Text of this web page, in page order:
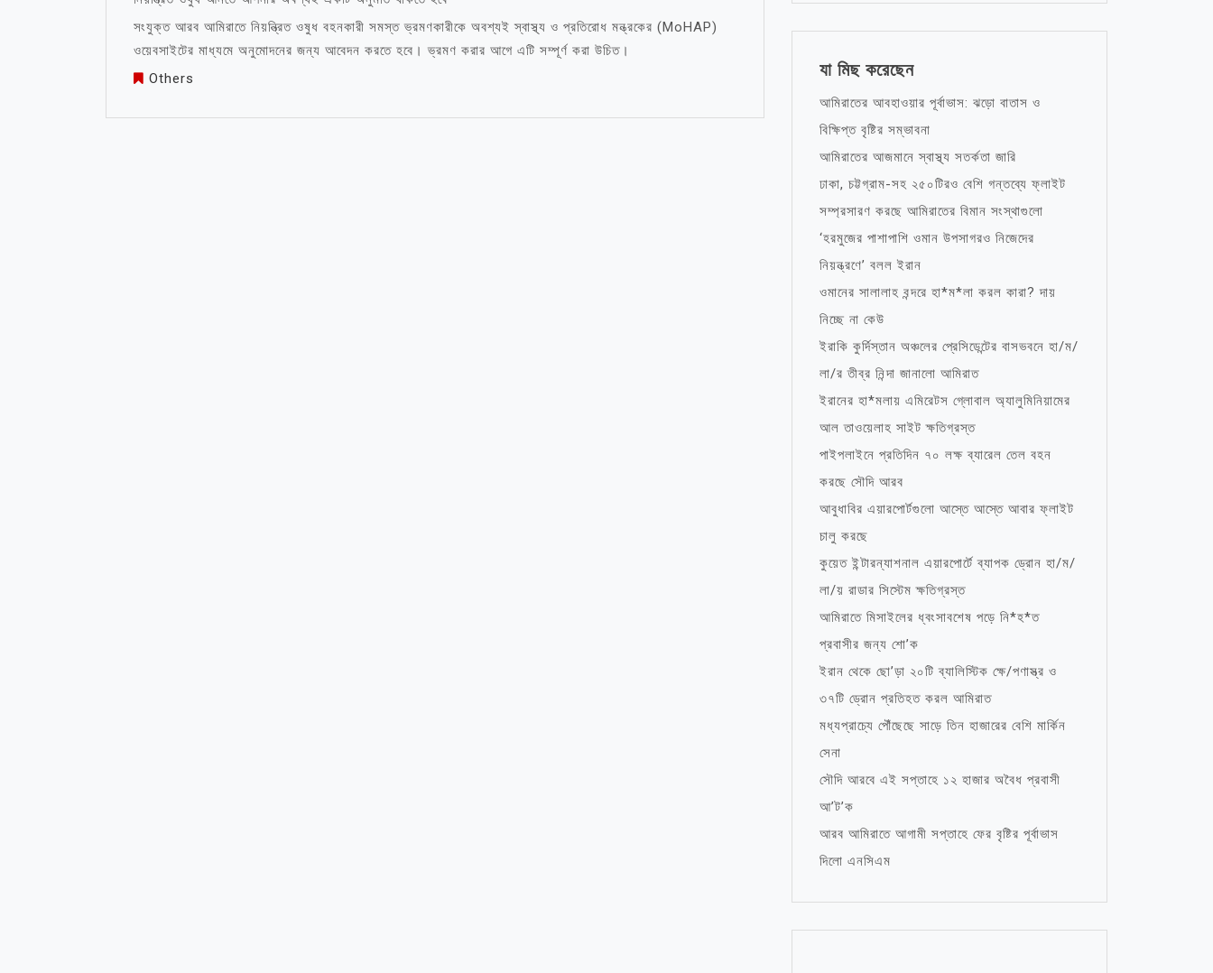
সংযুক্ত আরব আমিরাতে নিয়ন্ত্রিত ওষুধ বহনকারী সমস্ত ভ্রমণকারীকে অবশ্যই স্বাস্থ্য ও প্রতিরোধ মন্ত্রকের (MoHAP)
ওয়েবসাইটের মাধ্যমে অনুমোদনের জন্য আবেদন করতে হবে। ভ্রমণ করার আগে এটি সম্পূর্ণ করা উচিত।
Others
যা মিছ করেছেন
আমিরাতের আবহাওয়ার পূর্বাভাস: ঝড়ো বাতাস ও
বিক্ষিপ্ত বৃষ্টির সম্ভাবনা
আমিরাতের আজমানে স্বাস্থ্য সতর্কতা জারি
ঢাকা, চট্টগ্রাম-সহ ২৫০টিরও বেশি গন্তব্যে ফ্লাইট
সম্প্রসারণ করছে আমিরাতের বিমান সংস্থাগুলো
‘হরমুজের পাশাপাশি ওমান উপসাগরও নিজেদের
নিয়ন্ত্রণে’ বলল ইরান
ওমানের সালালাহ বন্দরে হা*ম*লা করল কারা? দায়
নিচ্ছে না কেউ
ইরাকি কুর্দিস্তান অঞ্চলের প্রেসিডেন্টের বাসভবনে হা/ম/
লা/র তীব্র নিন্দা জানালো আমিরাত
ইরানের হা*মলায় এমিরেটস গ্লোবাল অ্যালুমিনিয়ামের
আল তাওয়েলাহ সাইট ক্ষতিগ্রস্ত
পাইপলাইনে প্রতিদিন ৭০ লক্ষ ব্যারেল তেল বহন
করছে সৌদি আরব
আবুধাবির এয়ারপোর্টগুলো আস্তে আস্তে আবার ফ্লাইট
চালু করছে
কুয়েত ইন্টারন্যাশনাল এয়ারপোর্টে ব্যাপক ড্রোন হা/ম/
লা/য় রাডার সিস্টেম ক্ষতিগ্রস্ত
আমিরাতে মিসাইলের ধ্বংসাবশেষ পড়ে নি*হ*ত
প্রবাসীর জন্য শো’ক
ইরান থেকে ছো’ড়া ২০টি ব্যালিস্টিক ক্ষে/পণাস্ত্র ও
৩৭টি ড্রোন প্রতিহত করল আমিরাত
মধ্যপ্রাচ্যে পৌঁছেছে সাড়ে তিন হাজারের বেশি মার্কিন
সেনা
সৌদি আরবে এই সপ্তাহে ১২ হাজার অবৈধ প্রবাসী
আ’ট’ক
আরব আমিরাতে আগামী সপ্তাহে ফের বৃষ্টির পূর্বাভাস
দিলো এনসিএম